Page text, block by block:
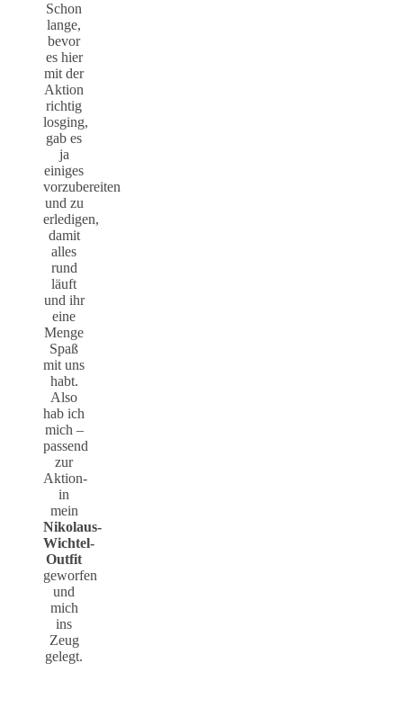
Schon
lange,
bevor
es hier
mit der
Aktion
richtig
losging,
gab es
ja
einiges
vorzubereiten
und zu
erledigen,
damit
alles
rund
läuft
und ihr
eine
Menge
Spaß
mit uns
habt.
Also
hab ich
mich –
passend
zur
Aktion-
in
mein
Nikolaus-
Wichtel-
Outfit
geworfen
und
mich
ins
Zeug
gelegt.